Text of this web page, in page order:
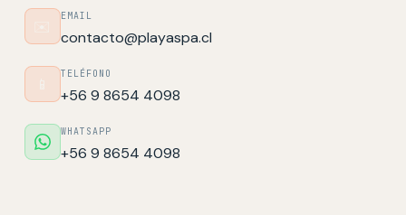
EMAIL
contacto@playaspa.cl
TELÉFONO
+56 9 8654 4098
WHATSAPP
+56 9 8654 4098